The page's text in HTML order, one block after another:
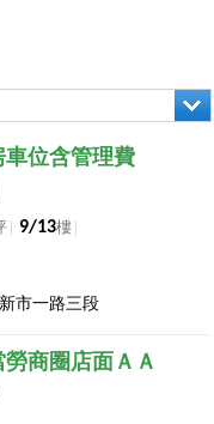
車位含管理費
9/13樓
市一路三段
商圈店面ＡＡ